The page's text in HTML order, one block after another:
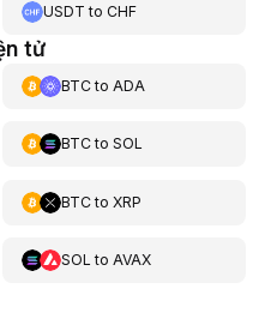
USDT toCHF
tử
BTCto ADA
BTCto SOL
BTCto XRP
SOL to AVAX